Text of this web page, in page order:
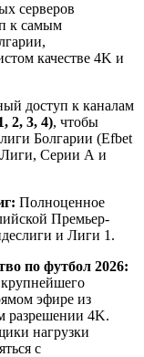
серверов
к самым
качестве 4K и
доступ к каналам
2, 3, 4), чтобы
Болгарии (Efbet
Серии А и
Полноценное
Премьер-
и Лиги 1.
по футбол 2026:
эфире из
разрешении 4K.
нагрузки
с